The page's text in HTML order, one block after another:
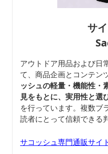
サ
アウトドア用品および日
て、商品企画とコンテン
ッシュの軽量・機能性・
見をもとに、実用性と選
を行っています。複数ブ
読者にとって信頼できる
サコッシュ専門通販サイ